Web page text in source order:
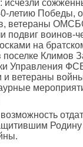
исчезли
летию Победы,
ветераны
подвиг воинов-
на
поселке Климов
Управления
и ветераны